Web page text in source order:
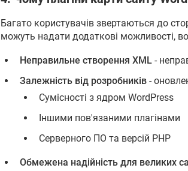
Багато користувачів звертаються до
можуть надати додаткові можливості,
Неправильне створення XML -
Залежність від розробників -
Сумісності з ядром WordPress
Іншими пов'язаними плагінами
Серверного ПО та версій PHP
Обмежена надійність для великих